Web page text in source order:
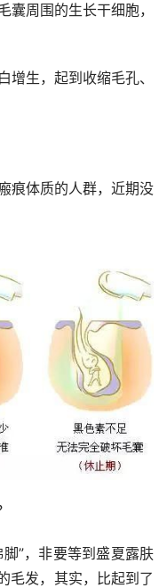
周围的生长干细胞，
生，起到收缩毛孔、
痕体质的人群，近期没
”，非要等到盛夏露肤
毛发，其实，比起到了